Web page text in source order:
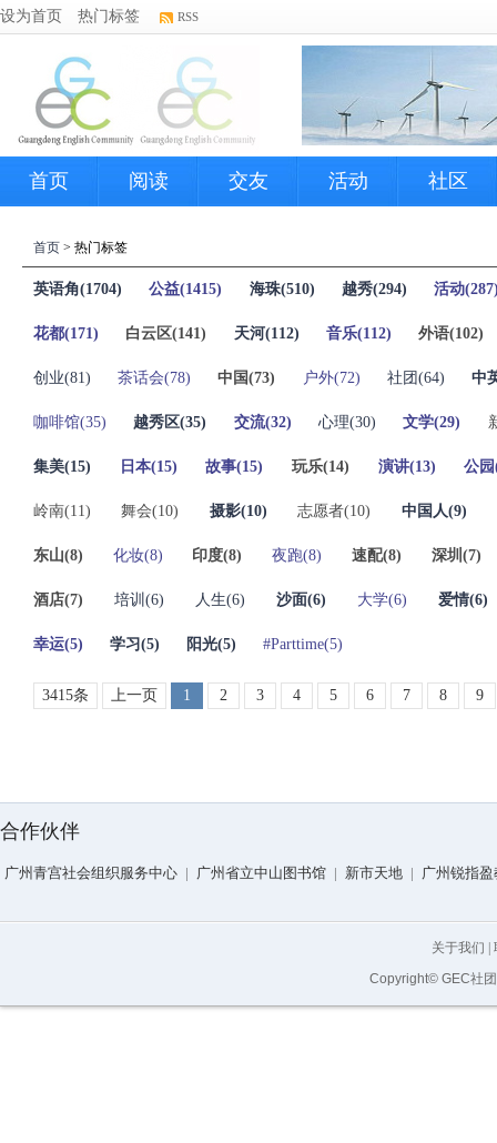
设为首页 热门标签 RSS
首页 阅读 交友 活动 社区
首页 > 热门标签
英语角(1704) 公益(1415) 海珠(510) 越秀(294) 活动
花都(171) 白云区(141) 天河(112) 音乐(112) 外语(102)
创业(81) 茶话会(78) 中国(73) 户外(72) 社团(64) 中
咖啡馆(35) 越秀区(35) 交流(32) 心理(30) 文学(29)
集美(15) 日本(15) 故事(15) 玩乐(14) 演讲(13) 公
岭南(11) 舞会(10) 摄影(10) 志愿者(10) 中国人(9)
东山(8) 化妆(8) 印度(8) 夜跑(8) 速配(8) 深圳(7)
酒店(7) 培训(6) 人生(6) 沙面(6) 大学(6) 爱情(6)
幸运(5) 学习(5) 阳光(5) #Parttime(5)
3415条 上一页 1 2 3 4 5 6 7 8 9
合作伙伴
广州青宫社会组织服务中心 | 广州省立中山图书馆 | 新市天地 | 广州锐指
关于我们 |
Copyright© GEC社